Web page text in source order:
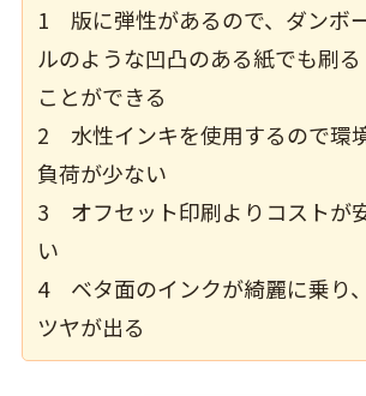
1 版に弾性があるので、ダンボ
ルのような凹凸のある紙でも刷る
ことができる
2 水性インキを使用するので環
負荷が少ない
3 オフセット印刷よりコストが
い
4 ベタ面のインクが綺麗に乗り、
ツヤが出る